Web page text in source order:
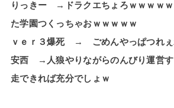
りっきー →ドラクエちょろｗｗｗｗｗ
た学園つくっちゃおｗｗｗｗｗ
ｖｅｒ３爆死 → ごめんやっぱつれぇ
安西 →人狼やりながらのんびり運営す
走できれば充分でしょｗ